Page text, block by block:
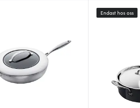
Endast hos oss